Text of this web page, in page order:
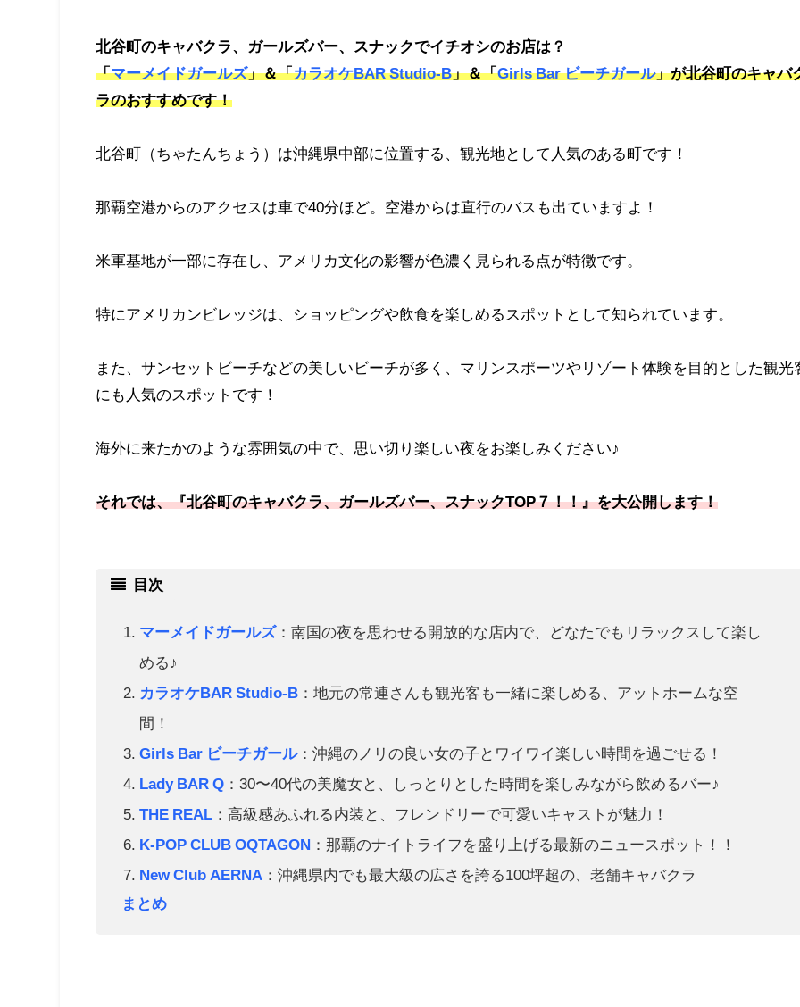
北谷町のキャバクラ、ガールズバー、スナックでイチオシのお店は？
「マーメイドガールズ」＆「カラオケBAR Studio-B」＆「Girls Bar ビーチガール」が北谷町のキャバ
ラのおすすめです！
北谷町（ちゃたんちょう）は沖縄県中部に位置する、観光地として人気のある町です！
那覇空港からのアクセスは車で40分ほど。空港からは直行のバスも出ていますよ！
米軍基地が一部に存在し、アメリカ文化の影響が色濃く見られる点が特徴です。
特にアメリカンビレッジは、ショッピングや飲食を楽しめるスポットとして知られています。
また、サンセットビーチなどの美しいビーチが多く、マリンスポーツやリゾート体験を目的とした観光
にも人気のスポットです！
海外に来たかのような雰囲気の中で、思い切り楽しい夜をお楽しみください♪
それでは、『北谷町のキャバクラ、ガールズバー、スナックTOP７！！』を大公開します！
目次
マーメイドガールズ：南国の夜を思わせる開放的な店内で、どなたでもリラックスして楽し
める♪
カラオケBAR Studio-B ：地元の常連さんも観光客も一緒に楽しめる、アットホームな空
間！
Girls Bar ビーチガール：沖縄のノリの良い女の子とワイワイ楽しい時間を過ごせる！
Lady BAR Q ：30〜40代の美魔女と、しっとりとした時間を楽しみながら飲めるバー♪
THE REAL
：高級感あふれる内装と、フレンドリーで可愛いキャストが魅力！
K-POP CLUB OQTAGON ：那覇のナイトライフを盛り上げる最新のニュースポット！！
New Club AERNA ：沖縄県内でも最大級の広さを誇る100坪超の、老舗キャバクラ
まとめ